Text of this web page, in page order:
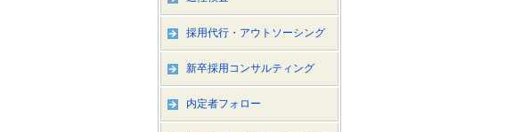
採用代行・アウトソーシング
新卒採用コンサルティング
内定者フォロー